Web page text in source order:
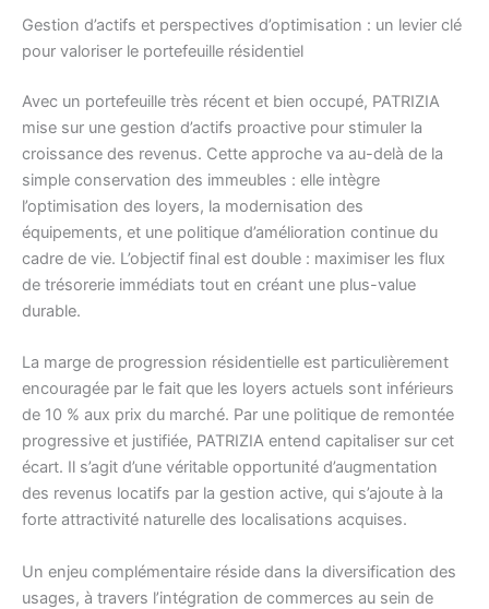
Gestion d’actifs et perspectives d’optimisation : un levier clé
pour valoriser le portefeuille résidentiel
Avec un portefeuille très récent et bien occupé, PATRIZIA
mise sur une gestion d’actifs proactive pour stimuler la
croissance des revenus. Cette approche va au-delà de la
simple conservation des immeubles : elle intègre
l’optimisation des loyers, la modernisation des
équipements, et une politique d’amélioration continue du
cadre de vie. L’objectif final est double : maximiser les flux
de trésorerie immédiats tout en créant une plus-value
durable.
La marge de progression résidentielle est particulièrement
encouragée par le fait que les loyers actuels sont inférieurs
de 10 % aux prix du marché. Par une politique de remontée
progressive et justifiée, PATRIZIA entend capitaliser sur cet
écart. Il s’agit d’une véritable opportunité d’augmentation
des revenus locatifs par la gestion active, qui s’ajoute à la
forte attractivité naturelle des localisations acquises.
Un enjeu complémentaire réside dans la diversification des
usages, à travers l’intégration de commerces au sein de